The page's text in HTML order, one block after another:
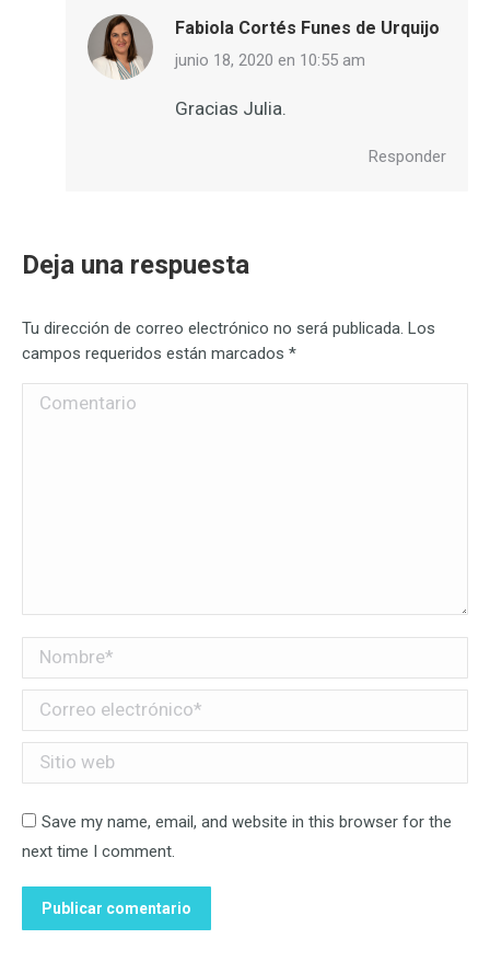
Fabiola Cortés Funes de Urquijo
dice:
junio 18, 2020 en 10:55 am
Gracias Julia.
Responder
Deja una respuesta
Tu dirección de correo electrónico no será publicada. Los
campos requeridos están marcados *
Comentario
Nombre *
Correo electrónico *
Sitio web
Save my name, email, and website in this browser for the
next time I comment.
Publicar comentario